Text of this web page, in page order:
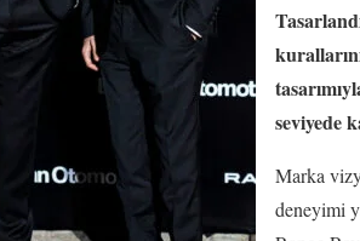
seviyede
Marka
deneyimi